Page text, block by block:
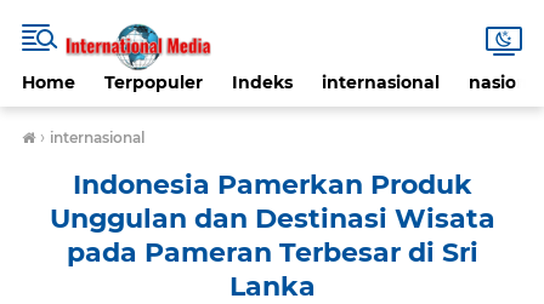
Home Terpopuler Indeks internasional nasional
› internasional
Indonesia Pamerkan Produk
Unggulan dan Destinasi Wisata
pada Pameran Terbesar di Sri
Lanka